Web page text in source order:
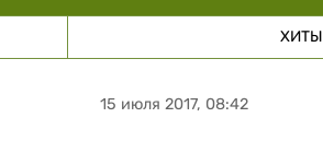
ХИТЫ
15 июля 2017, 08:42